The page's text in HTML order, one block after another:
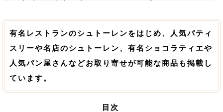
有名レストランのシュトーレンをはじめ、人気パティ
スリーや名店のシュトーレン、有名ショコラティエや
人気パン屋さんなどお取り寄せが可能な商品も掲載し
ています。
目次